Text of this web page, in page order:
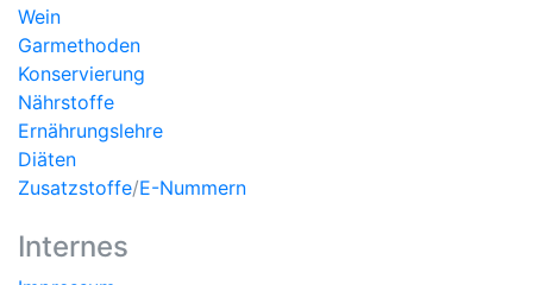
Wein
Garmethoden
Konservierung
Nährstoffe
Ernährungslehre
Diäten
Zusatzstoffe/E-Nummern
Internes